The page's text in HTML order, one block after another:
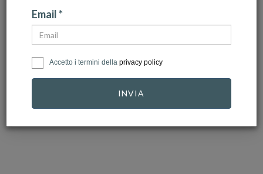
PANDORA
Pandora - Bracciale
Tennis con cuore in…
TROLLBEADS
Trollbeads Unico in
Vetro - OOAK
Email *
Accetto i termini della privacy policy
INVIA